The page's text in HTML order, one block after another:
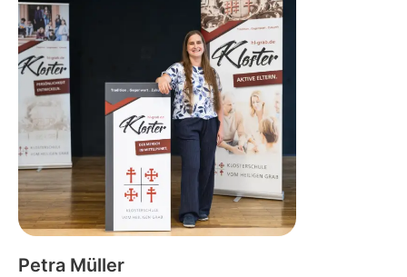
Petra Müller